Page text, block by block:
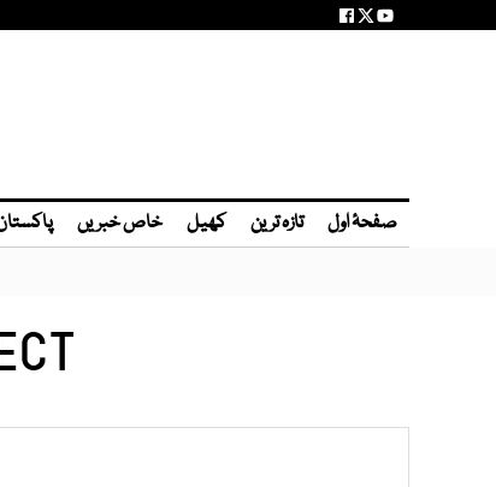
صفحۂ اول تازہ ترین کھیل خاص خبریں